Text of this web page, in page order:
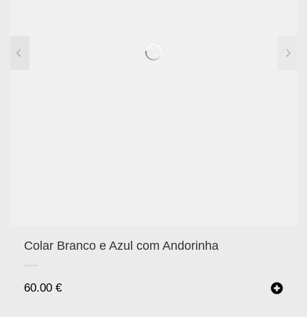
Colar Branco e Azul com Andorinha
60.00 €